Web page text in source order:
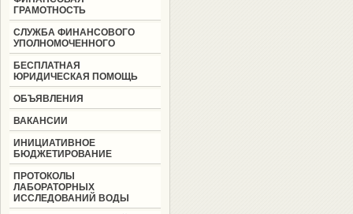
ГРАМОТНОСТЬ
СЛУЖБА ФИНАНСОВОГО
УПОЛНОМОЧЕННОГО
БЕСПЛАТНАЯ
ЮРИДИЧЕСКАЯ ПОМОЩЬ
ОБЪЯВЛЕНИЯ
ВАКАНСИИ
ИНИЦИАТИВНОЕ
БЮДЖЕТИРОВАНИЕ
ПРОТОКОЛЫ
ЛАБОРАТОРНЫХ
ИССЛЕДОВАНИЙ ВОДЫ